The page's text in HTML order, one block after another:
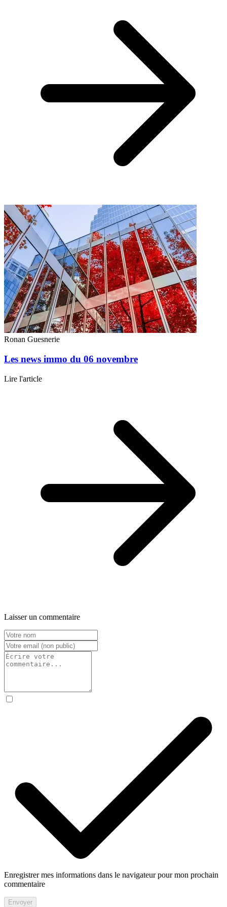
Ronan Guesnerie
Les news immo du 06 novembre
Lire l'article
Laisser un commentaire
Enregistrer mes informations dans le navigateur pour mon prochain
commentaire
Envoyer